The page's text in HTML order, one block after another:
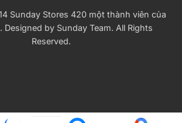
Sunday Stores 420 một thành viên của
Designed by Sunday Team. All Rights
Reserved.